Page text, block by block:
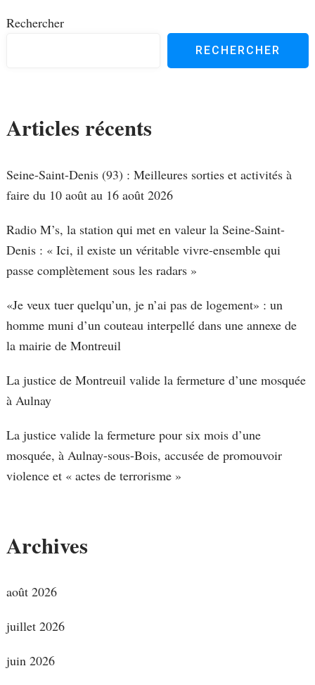
Rechercher
RECHERCHER
Articles récents
Seine-Saint-Denis (93) : Meilleures sorties et activités à
faire du 10 août au 16 août 2026
Radio M’s, la station qui met en valeur la Seine-Saint-
Denis : « Ici, il existe un véritable vivre-ensemble qui
passe complètement sous les radars »
«Je veux tuer quelqu’un, je n’ai pas de logement» : un
homme muni d’un couteau interpellé dans une annexe de
la mairie de Montreuil
La justice de Montreuil valide la fermeture d’une mosquée
à Aulnay
La justice valide la fermeture pour six mois d’une
mosquée, à Aulnay-sous-Bois, accusée de promouvoir
violence et « actes de terrorisme »
Archives
août 2026
juillet 2026
juin 2026